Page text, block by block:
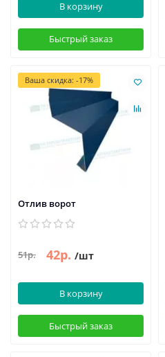
В корзину
Быстрый заказ
Ваша скидка: -17%
Отлив ворот
51р. 42р. /шт
В корзину
Быстрый заказ